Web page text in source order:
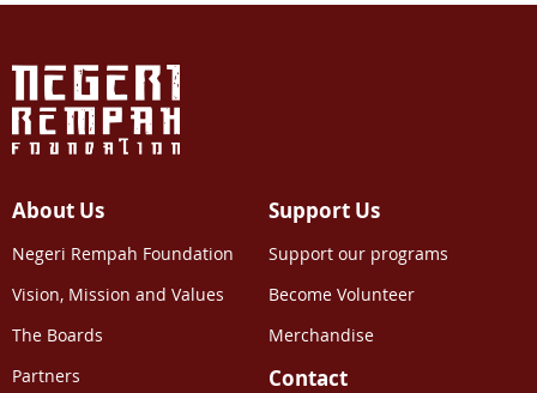
About Us
Negeri Rempah Foundation
Vision, Mission and Values
The Boards
Partners
Support Us
Support our programs
Become Volunteer
Merchandise
Contact